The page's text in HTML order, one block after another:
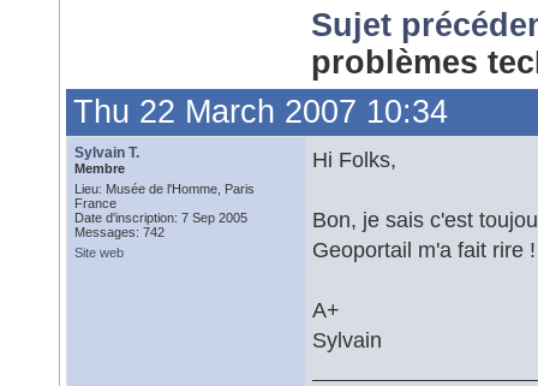
Sujet
problèmes
Thu 22 March 2007 10:34
Sylvain T.
Membre
Lieu: Musée de l'Homme, Paris
France
Date d'inscription: 7 Sep 2005
Messages: 742
Site web
Hi Folks,
Bon, je sais c'est
Geoportail m'a fait rire
A+
Sylvain